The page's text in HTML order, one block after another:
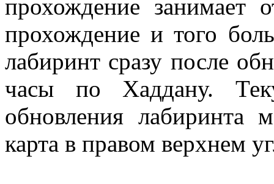
прохождение занимает
прохождение и того
лабиринт сразу после
часы по Хаддану.
обновления лабиринта
карта в правом верхнем